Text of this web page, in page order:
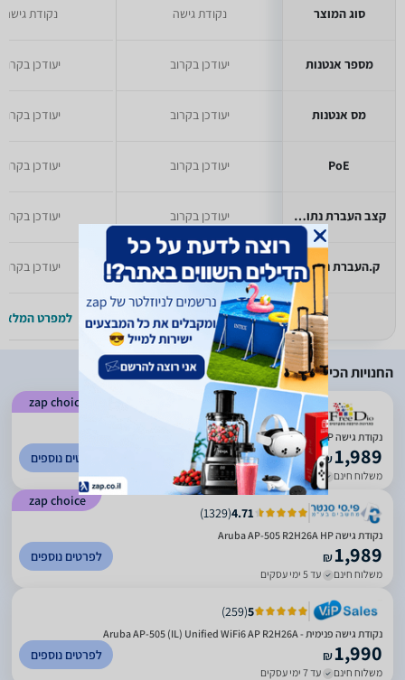
סוג המוצר
מספר אנטנות
מס אנטנות
PoE
קצב העברת נתונים
ק.העברת נתונים
נקודת גישה
יעודכן בקרוב
יעודכן בקרוב
יעודכן בקרוב
יעודכן בקרוב
1700 Mbps
למפרט המלא >>
נקודת גישה
יעודכן בקרוב
יעודכן בקרוב
יעודכן בקרוב
יעודכן בקרוב
יעודכן בקרוב
למפרט המלא
החנויות הכי זולות
zap choice
4.71
(
1988
)
‏נקודת גישה Aruba AP-505 R2H26A HP
₪1,989
משלוח חינם עד 3 ימי עסקים
לפרטים נוספים
zap choice
4.71
(
1329
)
‏נקודת גישה Aruba AP-505 R2H26A HP
₪1,989
משלוח חינם עד 5 ימי עסקים
לפרטים נוספים
5
(
259
)
נקודת גישה פנימית - Aruba AP-505 (IL) Unified WiFi6 AP R2H26A
₪1,990
משלוח חינם עד 7 ימי עסקים
לפרטים נוספים